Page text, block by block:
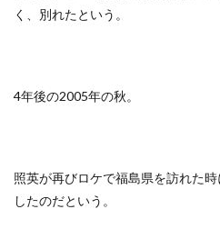
く、別れたという。
4年後の2005年の秋。
照英が再びロケで福島県を訪れた
したのだという。